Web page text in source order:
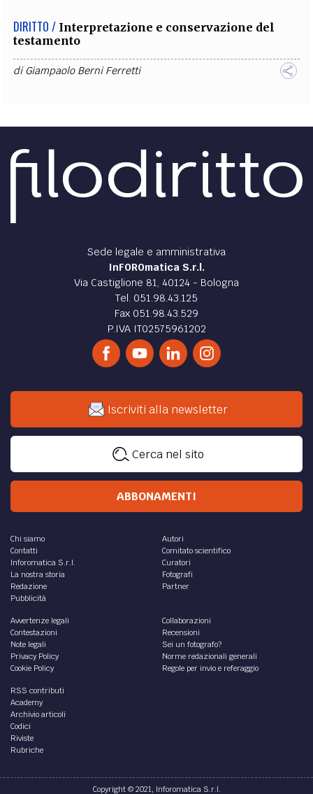
DIRITTO / Interpretazione e conservazione del
testamento
diGiampaolo Berni Ferretti
Sede legale e amministrativa
InFOROmatica S.r.l.
Via Castiglione 81, 40124 - Bologna
Tel. 051.98.43.125
Fax 051.98.43.529
P.IVA IT02575961202
Iscriviti alla newsletter
Cerca nel sito
ABBONAMENTI
Chi siamo
Contatti
Inforomatica S.r.l.
La nostra storia
Redazione
Pubblicità
Autori
Comitato scientifico
Curatori
Fotografi
Partner
Avvertenze legali
Contestazioni
Note legali
Privacy Policy
Cookie Policy
Collaborazioni
Recensioni
Sei un fotografo?
Norme redazionali generali
Regole per invio e referaggio
RSS contributi
Academy
Archivio articoli
Codici
Riviste
Rubriche
Copyright © 2021, Inforomatica S.r.l.